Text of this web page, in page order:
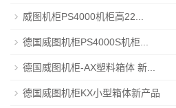
威图机柜PS4000机柜高22...
德国威图机柜PS4000S机柜...
德国威图机柜-AX塑料箱体 新...
德国威图机柜KX小型箱体新产品